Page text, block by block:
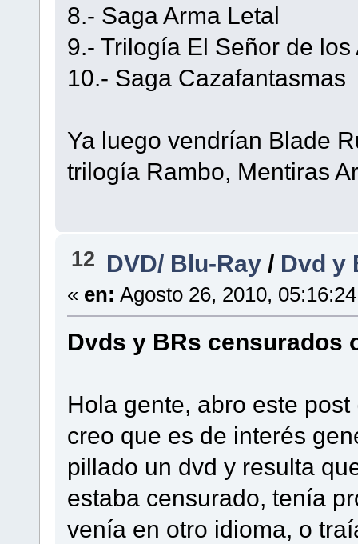
8.- Saga Arma Letal
9.- Trilogía El Señor de los
10.- Saga Cazafantasmas
Ya luego vendrían Blade
trilogía Rambo, Mentiras
12 DVD/ Blu-Ray / Dvd y
« en: Agosto 26, 2010,
Dvds y BRs censurados
Hola gente, abro este
creo que es de interés
pillado un dvd y resulta
estaba censurado, tenía
venía en otro idioma, o